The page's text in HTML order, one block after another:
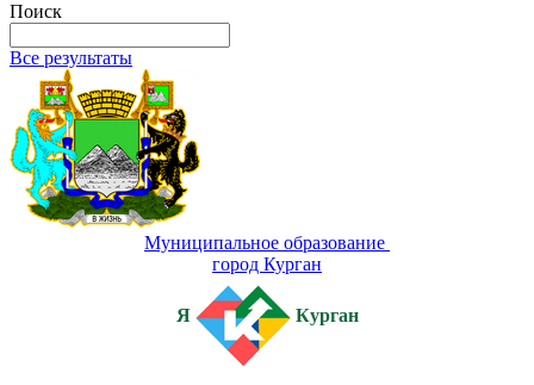
Поиск
Все результаты
Муниципальное образование
город Курган
Я Курган